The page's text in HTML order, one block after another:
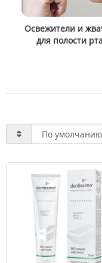
Освежители и
для полости